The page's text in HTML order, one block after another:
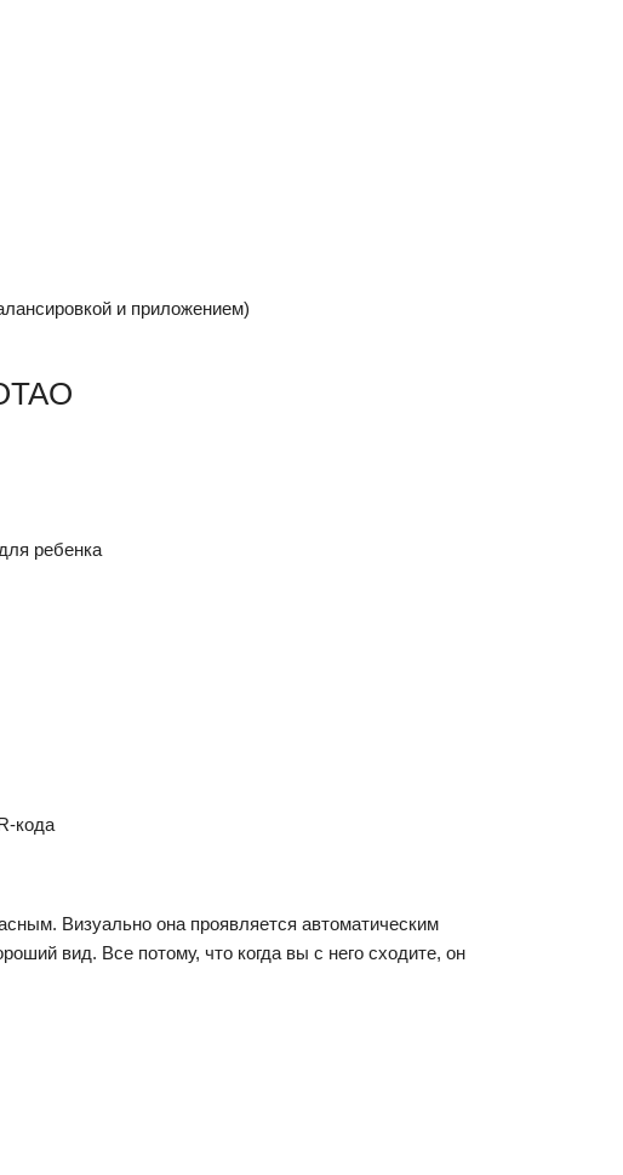
и приложением)
ребенка
кода
Визуально она проявляется автоматическим
вид. Все потому, что когда вы с него сходите, он